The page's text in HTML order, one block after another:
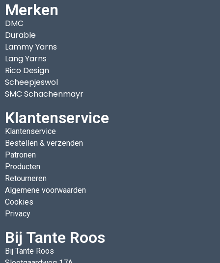
Merken
DMC
Durable
Lammy Yarns
Lang Yarns
Rico Design
Scheepjeswol
SMC Schachenmayr
Klantenservice
Klantenservice
Bestellen & verzenden
Patronen
Producten
Retourneren
Algemene voorwaarden
Cookies
Privacy
Bij Tante Roos
Bij Tante Roos